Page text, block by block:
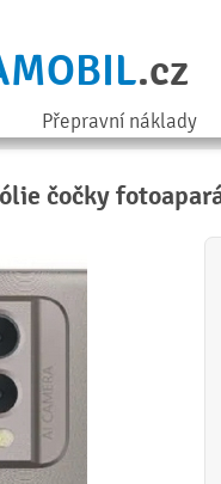
.cz
Přepravní náklady
čočky